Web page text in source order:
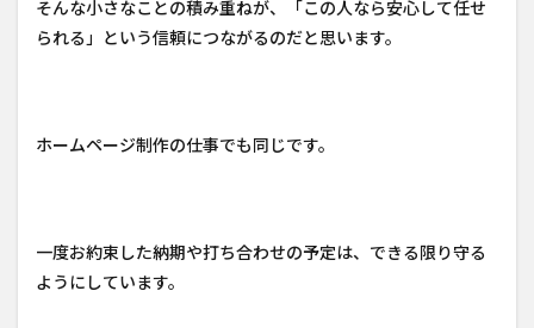
そんな小さなことの積み重ねが、「この人なら安心して任せ
られる」という信頼につながるのだと思います。
ホームページ制作の仕事でも同じです。
一度お約束した納期や打ち合わせの予定は、できる限り守る
ようにしています。